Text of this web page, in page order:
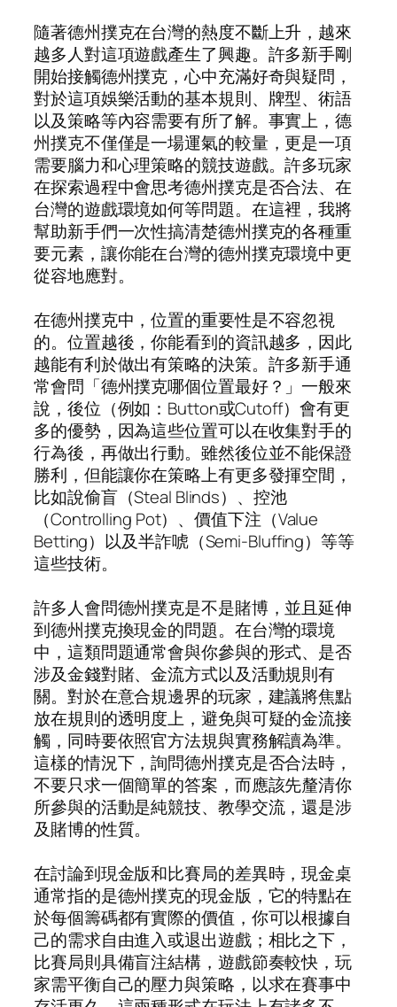
隨著德州撲克在台灣的熱度不斷上升，越來
越多人對這項遊戲產生了興趣。許多新手剛
開始接觸德州撲克，心中充滿好奇與疑問，
對於這項娛樂活動的基本規則、牌型、術語
以及策略等內容需要有所了解。事實上，德
州撲克不僅僅是一場運氣的較量，更是一項
需要腦力和心理策略的競技遊戲。許多玩家
在探索過程中會思考德州撲克是否合法、在
台灣的遊戲環境如何等問題。在這裡，我將
幫助新手們一次性搞清楚德州撲克的各種重
要元素，讓你能在台灣的德州撲克環境中更
從容地應對。
在德州撲克中，位置的重要性是不容忽視
的。位置越後，你能看到的資訊越多，因此
越能有利於做出有策略的決策。許多新手通
常會問「德州撲克哪個位置最好？」一般來
說，後位（例如：Button或Cutoff）會有更
多的優勢，因為這些位置可以在收集對手的
行為後，再做出行動。雖然後位並不能保證
勝利，但能讓你在策略上有更多發揮空間，
比如說偷盲（Steal Blinds）、控池
（Controlling Pot）、價值下注（Value
Betting）以及半詐唬（Semi-Bluffing）等等
這些技術。
許多人會問德州撲克是不是賭博，並且延伸
到德州撲克換現金的問題。在台灣的環境
中，這類問題通常會與你參與的形式、是否
涉及金錢對賭、金流方式以及活動規則有
關。對於在意合規邊界的玩家，建議將焦點
放在規則的透明度上，避免與可疑的金流接
觸，同時要依照官方法規與實務解讀為準。
這樣的情況下，詢問德州撲克是否合法時，
不要只求一個簡單的答案，而應該先釐清你
所參與的活動是純競技、教學交流，還是涉
及賭博的性質。
在討論到現金版和比賽局的差異時，現金桌
通常指的是德州撲克的現金版，它的特點在
於每個籌碼都有實際的價值，你可以根據自
己的需求自由進入或退出遊戲；相比之下，
比賽局則具備盲注結構，遊戲節奏較快，玩
家需平衡自己的壓力與策略，以求在賽事中